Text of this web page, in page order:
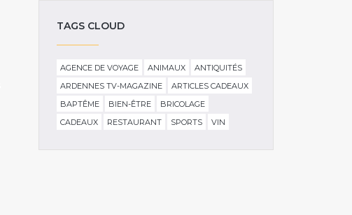
TAGS CLOUD
AGENCE DE VOYAGE ANIMAUX
ANTIQUITÉS
ARDENNES TV-MAGAZINE
ARTICLES CADEAUX
BAPTÊME
BIEN-ÊTRE
BRICOLAGE
CADEAUX
RESTAURANT SPORTS VIN